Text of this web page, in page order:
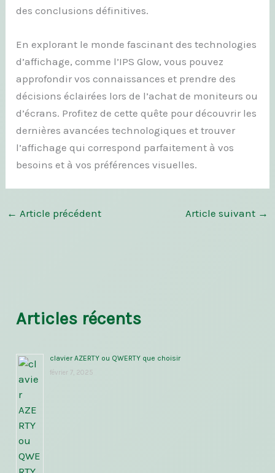
des conclusions définitives.
En explorant le monde fascinant des technologies
d’affichage, comme l’IPS Glow, vous pouvez
approfondir vos connaissances et prendre des
décisions éclairées lors de l’achat de moniteurs ou
d’écrans. Profitez de cette quête pour découvrir les
dernières avancées technologiques et trouver
l’affichage qui correspond parfaitement à vos
besoins et à vos préférences visuelles.
← Article précédent Article suivant →
Articles récents
clavier AZERTY ou QWERTY que choisir
février 7, 2025